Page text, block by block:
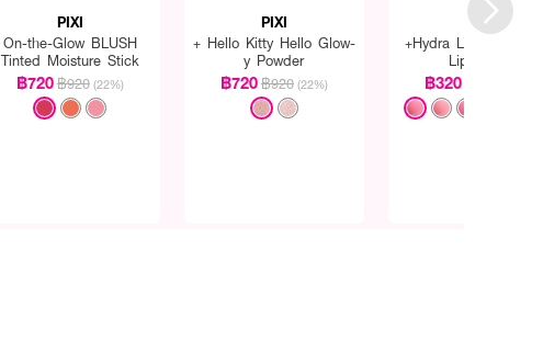
PIXI
On-the-Glow BLUSH
Tinted Moisture Stick
฿720฿920 (22%)
PIXI
+ Hello Kitty Hello Glow-
y Powder
฿720฿920 (22%)
PIXI
+Hydra LipTreat
Lip Balm
฿320